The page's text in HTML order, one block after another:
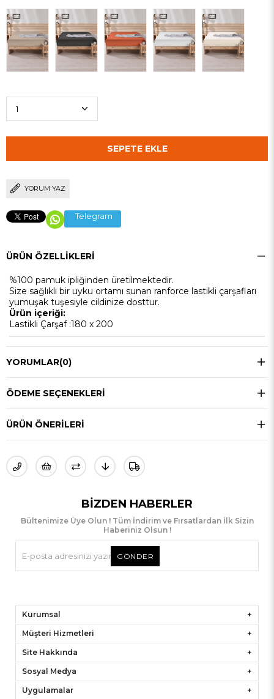
YORUM YAZ
Telegram
ÜRÜN ÖZELLIKLERI
%100 pamuk ipliğinden üretilmektedir.
Size sağlıklı bir uyku ortamı sunan ranforce lastikli çarşafları
yumuşak tuşesiyle cildinize dosttur.
Ürün içeriği:
Lastikli Çarşaf :180 x 200
YORUMLAR(0)
ÖDEME SEÇENEKLERI
ÜRÜN ÖNERILERI
BIZDEN HABERLER
Bültenimize Üye Olun ! Tüm İndirim ve Fırsatlardan İlk Sizin
Haberiniz Olsun !
GÖNDER
Kurumsal
Müşteri Hizmetleri
Site Hakkında
Sosyal Medya
Uygulamalar